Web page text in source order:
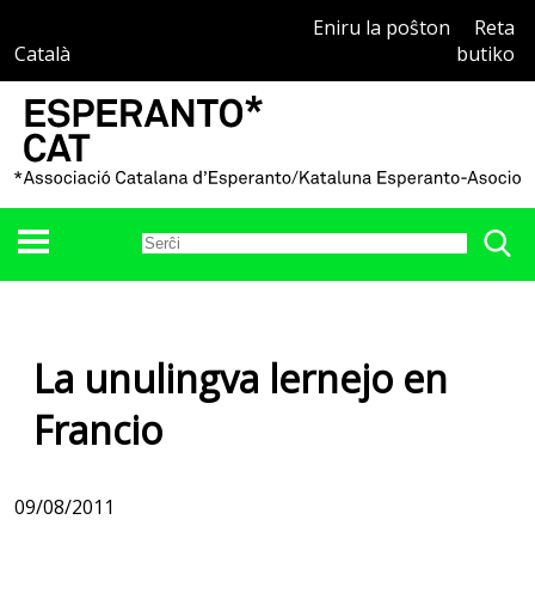
Català
Eniru la poŝton
Reta
butiko
La unulingva lernejo en
Francio
09/08/2011